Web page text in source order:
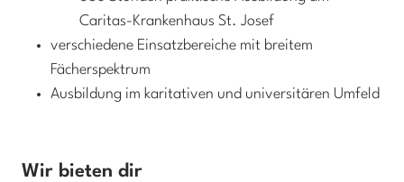
Caritas-Krankenhaus St. Josef
verschiedene Einsatzbereiche mit breitem
Fächerspektrum
Ausbildung im karitativen und universitären Umfeld
Wir bieten dir